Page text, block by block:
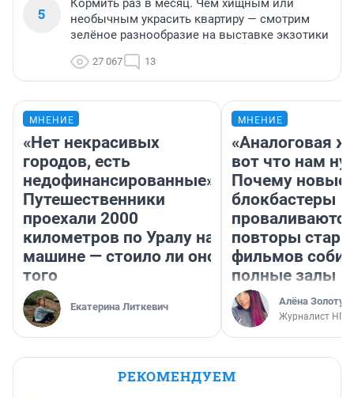
5
Кормить раз в месяц. Чем хищным или
необычным украсить квартиру — смотрим
зелёное разнообразие на выставке экзотики
27 067 13
МНЕНИЕ
«Нет некрасивых
городов, есть
недофинансированные».
Путешественники
проехали 2000
километров по Уралу на
машине — стоило ли оно
того
Екатерина Литкевич
МНЕНИЕ
«Аналоговая
вот что нам
Почему новые
блокбастеры
повторы
фильмов
полные залы
Алёна
Журналист НГС
РЕКОМЕНДУЕМ